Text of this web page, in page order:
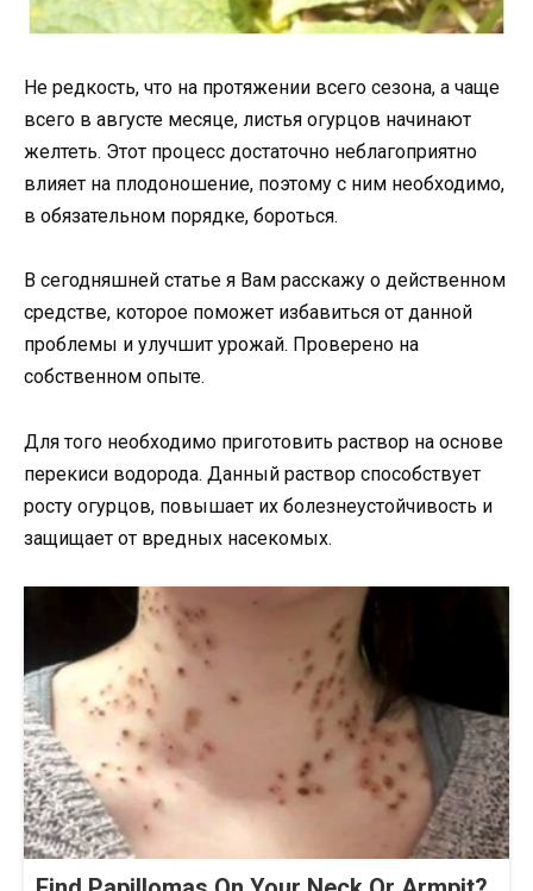
Не редкость, что на протяжении всего сезона, а чаще
всего в августе месяце, листья огурцов начинают
желтеть. Этот процесс достаточно неблагоприятно
влияет на плодоношение, поэтому с ним необходимо,
в обязательном порядке, бороться.
В сегодняшней статье я Вам расскажу о действенном
средстве, которое поможет избавиться от данной
проблемы и улучшит урожай. Проверено на
собственном опыте.
Для того необходимо приготовить раствор на основе
перекиси водорода. Данный раствор способствует
росту огурцов, повышает их болезнеустойчивость и
защищает от вредных насекомых.